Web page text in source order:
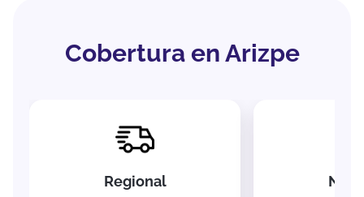
Cobertura en Arizpe
Regional